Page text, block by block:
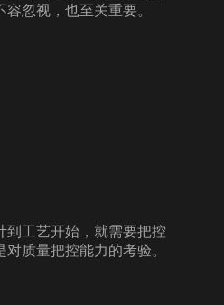
忽视，也至关重要。
工艺开始，就需要把控
质量把控能力的考验。